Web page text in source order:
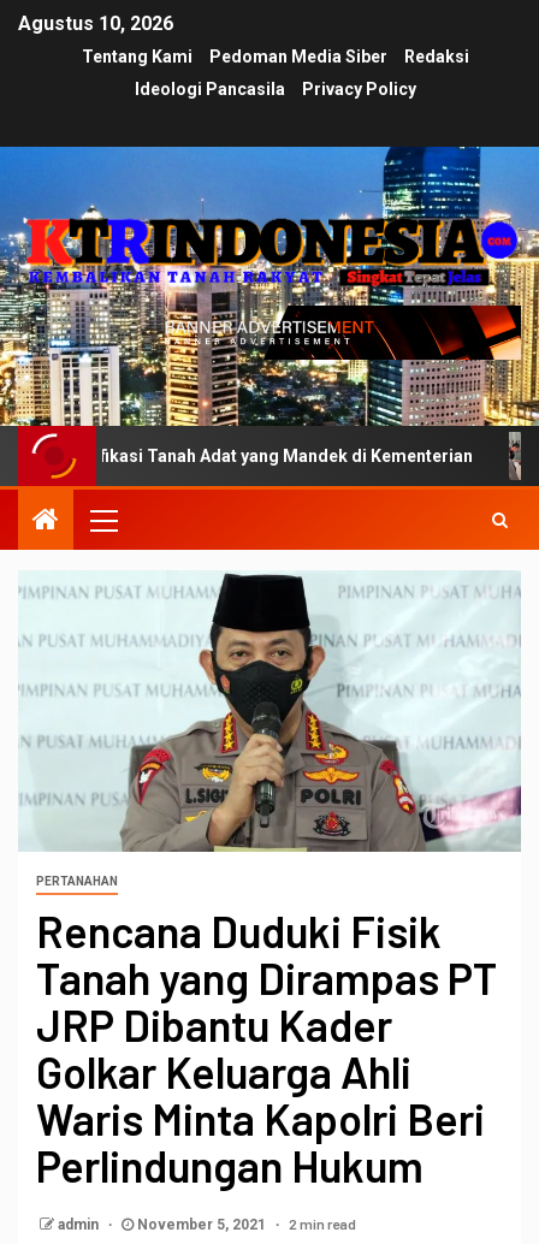
Agustus 10, 2026
Tentang Kami Pedoman Media Siber
Redaksi
Ideologi Pancasila
Privacy Policy
Tanah Adat yang Mandek di Kementerian Ujian
PERTANAHAN
Rencana Duduki Fisik
Tanah yang Dirampas PT
JRP Dibantu Kader
Golkar Keluarga Ahli
Waris Minta Kapolri Beri
Perlindungan Hukum
admin November 5, 2021 2 min read